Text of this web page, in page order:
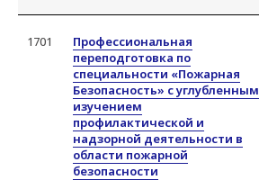
а отработанные навыки,
и профессионально в любой
чрезвычайной ситуации.
Наше обучение — это
не формальность, а
готовность к вызовам, с
сталкиваются пожарные и
1701
Профессиональная
переподготовка по
специальности «Пожарная
Безопасность» с углубленным
изучением
профилактической и
надзорной деятельности в
области пожарной
безопасности